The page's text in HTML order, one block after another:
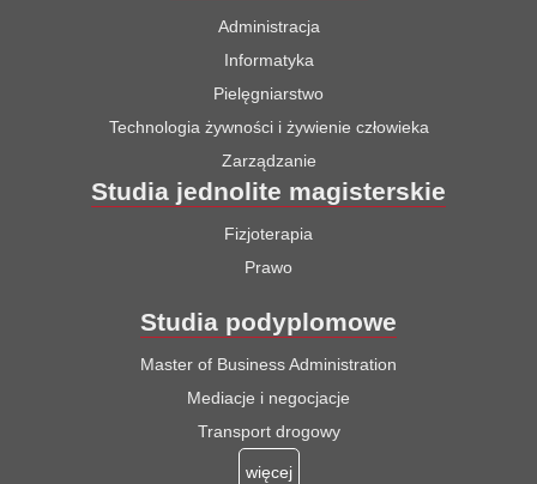
Administracja
Informatyka
Pielęgniarstwo
Technologia żywności i żywienie człowieka
Zarządzanie
Studia jednolite magisterskie
Fizjoterapia
Prawo
Studia podyplomowe
Master of Business Administration
Mediacje i negocjacje
Transport drogowy
więcej